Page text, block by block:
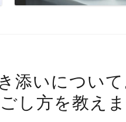
添いについて
し方を教えま